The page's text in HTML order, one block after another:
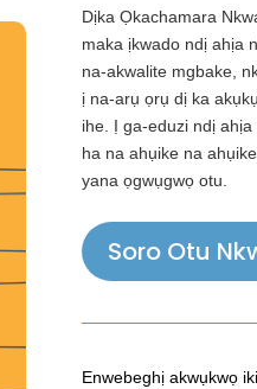
Dịka Ọkachamara
maka ịkwado ndị ahịa
na-akwalite mgbake,
ị na-arụ ọrụ dị ka
ihe. Ị ga-eduzi ndị
ha na ahụike na
yana ọgwụgwọ otu.
Soro Otu
Enwebeghị akwụkwọ